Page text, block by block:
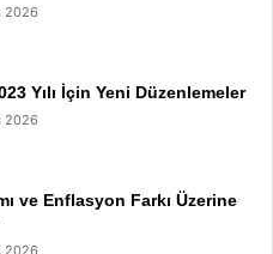
2026
Yılı İçin Yeni Düzenlemeler
2026
ve Enflasyon Farkı Üzerine
2026